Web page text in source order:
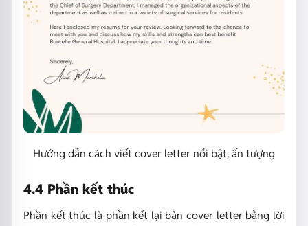
Hướng dẫn cách viết cover letter nổi bật, ấn tượng
4.4 Phần kết thúc
Phần kết thúc là phần kết lại bản cover letter bằng lời